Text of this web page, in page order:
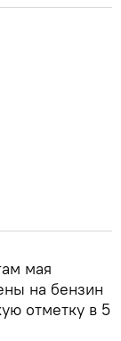
мая
на бензин
отметку в 5